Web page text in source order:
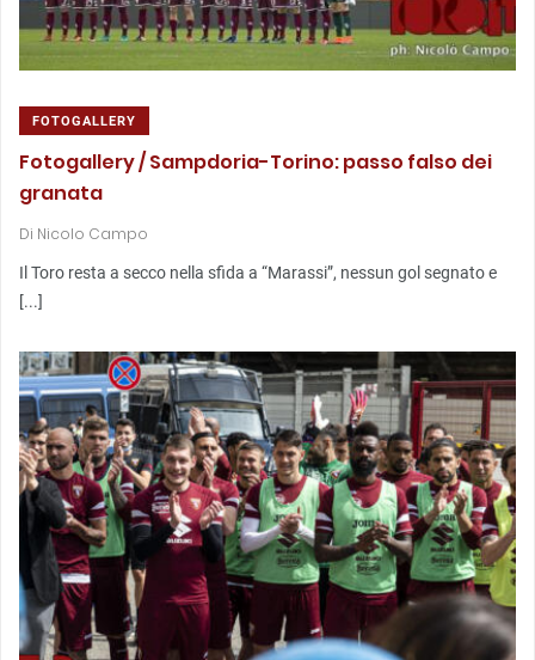
FOTOGALLERY
Fotogallery / Sampdoria-Torino: passo falso dei
granata
Di Nicolo Campo
Il Toro resta a secco nella sfida a “Marassi”, nessun gol segnato e
[...]